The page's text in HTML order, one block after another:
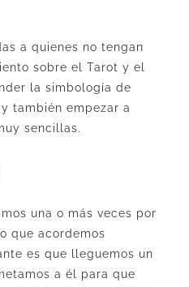
a quienes no tengan
sobre el Tarot y el
la simbología de
también empezar a
sencillas.
una o más veces por
que acordemos
es que lleguemos un
a él para que